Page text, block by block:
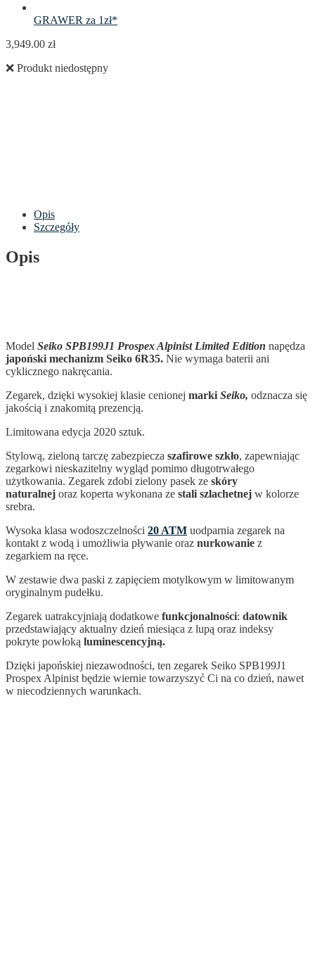
GRAWER za 1zł*
3,949.00 zł
❌ Produkt niedostępny
Opis
Szczegóły
Opis
Model Seiko SPB199J1 Prospex Alpinist Limited Edition napędza
japoński mechanizm Seiko 6R35. Nie wymaga baterii ani
cyklicznego nakręcania.
Zegarek, dzięki wysokiej klasie cenionej marki Seiko, odznacza się
jakością i znakomitą prezencją.
Limitowana edycja 2020 sztuk.
Stylową, zieloną tarczę zabezpiecza szafirowe szkło, zapewniając
zegarkowi nieskazitelny wygląd pomimo długotrwałego
użytkowania. Zegarek zdobi zielony pasek ze skóry
naturalnej oraz koperta wykonana ze stali szlachetnej w kolorze
srebra.
Wysoka klasa wodoszczelności 20 ATM uodparnia zegarek na
kontakt z wodą i umożliwia pływanie oraz nurkowanie z
zegarkiem na ręce.
W zestawie dwa paski z zapięciem motylkowym w limitowanym
oryginalnym pudełku.
Zegarek uatrakcyjniają dodatkowe funkcjonalności: datownik
przedstawiający aktualny dzień miesiąca z lupą oraz indeksy
pokryte powłoką luminescencyjną.
Dzięki japońskiej niezawodności, ten zegarek Seiko SPB199J1
Prospex Alpinist będzie wiernie towarzyszyć Ci na co dzień, nawet
w niecodziennych warunkach.